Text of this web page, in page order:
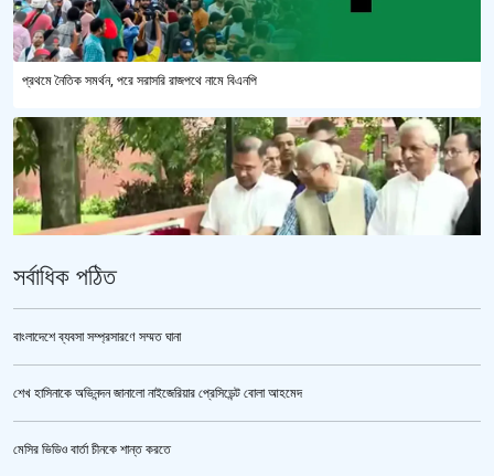
প্রথমে নৈতিক সমর্থন, পরে সরাসরি রাজপথে নামে বিএনপি
‘জুলাই গণঅভ্যুত্থান স্মৃতি জাদুঘর’ উদ্বোধন করলেন প্রধানমন্ত্রী
সর্বাধিক পঠিত
বাংলাদেশে ব্যবসা সম্প্রসারণে সম্মত ঘানা
শেখ হাসিনাকে অভিনন্দন জানালো নাইজেরিয়ার প্রেসিডেন্ট বোলা আহমেদ
মেসির ভিডিও বার্তা চীনকে শান্ত করতে